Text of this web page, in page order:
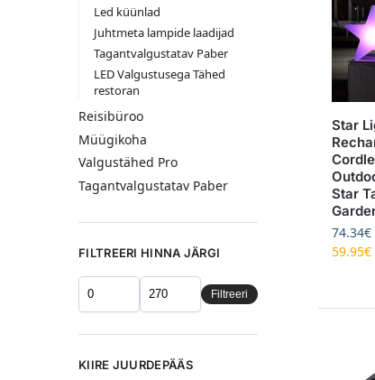
Star
Star
74.34€
59.95€
Led küünlad
Juhtmeta lampide laadijad
Tagantvalgustatav Paber
LED Valgustusega Tähed
restoran
Reisibüroo
Müügikoha
Valgustähed Pro
Tagantvalgustatav Paber
FILTREERI HINNA JÄRGI
Filtreeri
KIIRE JUURDEPÄÄS